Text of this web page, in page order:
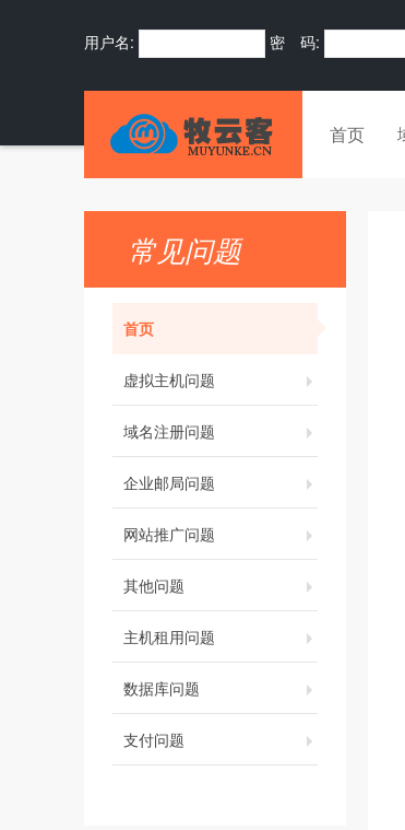
用户名: 密 码:
首页
常见问题
首页
虚拟主机问题
域名注册问题
企业邮局问题
网站推广问题
其他问题
主机租用问题
数据库问题
支付问题